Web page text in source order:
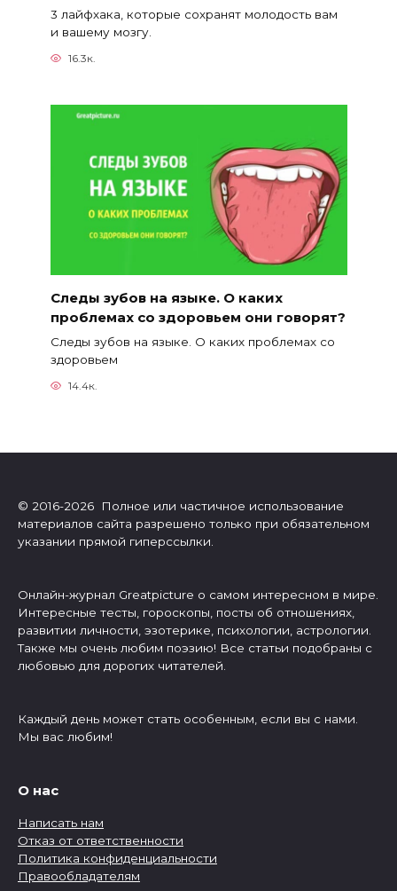
3 лайфхака, которые сохранят молодость вам
и вашему мозгу.
16.3к.
Следы зубов на языке. О каких
проблемах со здоровьем они говорят?
Следы зубов на языке. О каких проблемах со
здоровьем
14.4к.
© 2016-2026 Полное или частичное использование
материалов сайта разрешено только при обязательном
указании прямой гиперссылки.
Онлайн-журнал Greatpicture о самом интересном в мире.
Интересные тесты, гороскопы, посты об отношениях,
развитии личности, эзотерике, психологии, астрологии.
Также мы очень любим поэзию! Все статьи подобраны с
любовью для дорогих читателей.
Каждый день может стать особенным, если вы с нами.
Мы вас любим!
О нас
Написать нам
Отказ от ответственности
Политика конфиденциальности
Правообладателям